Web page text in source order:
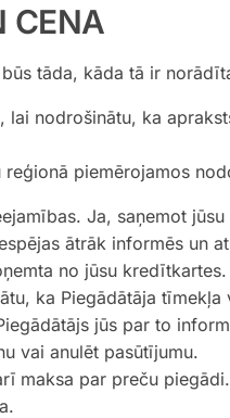
CENA
tāda, kāda tā ir
lai nodrošinātu, ka
piemērojamos
Ja, saņemot
ātrāk informēs un
no jūsu kredītkartes.
ka Piegādātāja
jūs par to
vai anulēt pasūtījumu.
maksa par preču